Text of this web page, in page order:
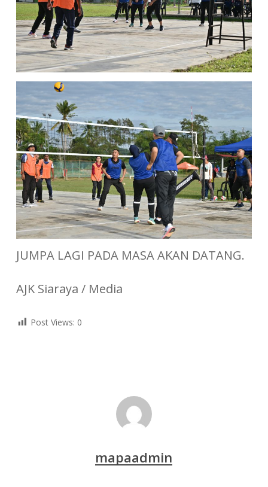
JUMPA LAGI PADA MASA AKAN DATANG.
AJK Siaraya / Media
Post Views: 0
mapaadmin